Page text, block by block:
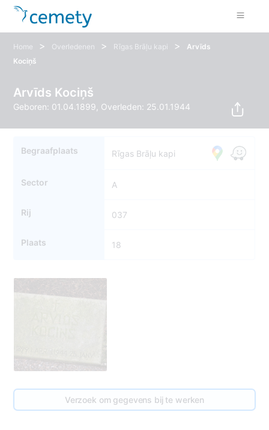
Home > Overledenen > Rīgas Brāļu kapi >
Arvīds
Kociņš
Arvīds Kociņš
Geboren: 01.04.1899, Overleden: 25.01.1944
Begraafplaats Rīgas Brāļu kapi
Sector A
Rij 037
Plaats 18
Verzoek om gegevens bij te werken